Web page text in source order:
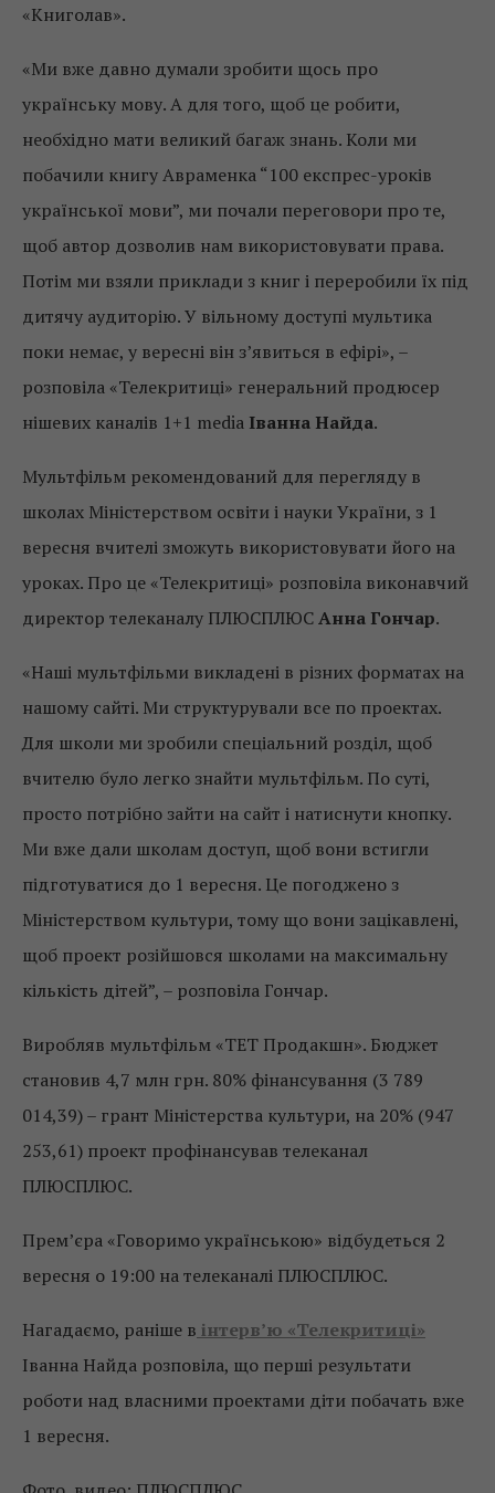
«Книголав».
«Ми вже давно думали зробити щось про
українську мову. А для того, щоб це робити,
необхідно мати великий багаж знань. Коли ми
побачили книгу Авраменка “100 експрес-уроків
української мови”, ми почали переговори про те,
щоб автор дозволив нам використовувати права.
Потім ми взяли приклади з книг і переробили їх під
дитячу аудиторію. У вільному доступі мультика
поки немає, у вересні він з’явиться в ефірі», –
розповіла «Телекритиці» генеральний продюсер
нішевих каналів 1+1 media Іванна Найда.
Мультфільм рекомендований для перегляду в
школах Міністерством освіти і науки України, з 1
вересня вчителі зможуть використовувати його на
уроках. Про це «Телекритиці» розповіла виконавчий
директор телеканалу ПЛЮСПЛЮСАнна Гончар.
«Наші мультфільми викладені в різних форматах на
нашому сайті. Ми структурували все по проектах.
Для школи ми зробили спеціальний розділ, щоб
вчителю було легко знайти мультфільм. По суті,
просто потрібно зайти на сайт і натиснути кнопку.
Ми вже дали школам доступ, щоб вони встигли
підготуватися до 1 вересня. Це погоджено з
Міністерством культури, тому що вони зацікавлені,
щоб проект розійшовся школами на максимальну
кількість дітей”, – розповіла Гончар.
Виробляв мультфільм «ТЕТ Продакшн». Бюджет
становив 4,7 млн ​​грн. 80% фінансування (3 789
014,39) – грант Міністерства культури, на 20% (947
253,61) проект профінансував телеканал
ПЛЮСПЛЮС.
Прем’єра «Говоримо українською» відбудеться 2
вересня о 19:00 на телеканалі ПЛЮСПЛЮС.
Нагадаємо, раніше в інтерв’ю «Телекритиці»
Іванна Найда розповіла, що перші результати
роботи над власними проектами діти побачать вже
1 вересня.